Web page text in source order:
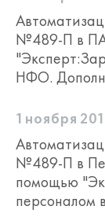
для
и
и
на
№489-П в
НФО.
1 ноября
№489-П в
помощью